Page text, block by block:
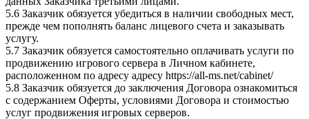
5.6 Заказчик обязуется убедиться в наличии свободных мест,
прежде чем пополнять баланс лицевого счета и заказывать
услугу.
5.7 Заказчик обязуется самостоятельно оплачивать услуги по
продвижению игрового сервера в Личном кабинете,
расположенном по адресу адресу https://all-ms.net/cabinet/
5.8 Заказчик обязуется до заключения Договора ознакомиться
с содержанием Оферты, условиями Договора и стоимостью
услуг продвижения игровых серверов.